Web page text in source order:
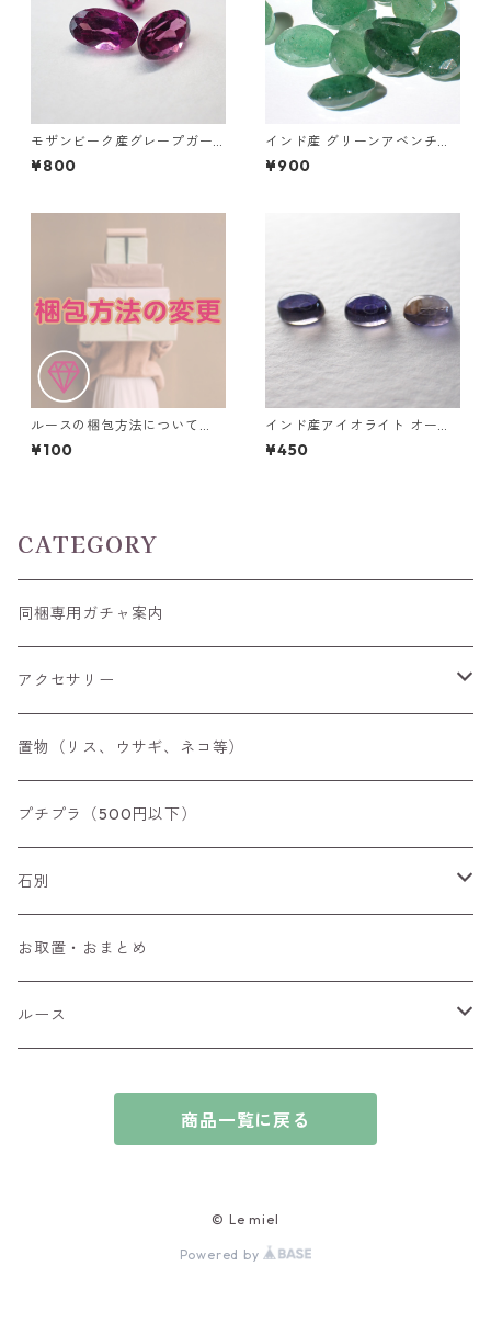
モザンビーク産グレープガー
ネット オーバルカットルース
0.3ct前後 5 mm*3mm前後
¥800
インド産 グリーンアベンチュ
リン（グリーンストロベリー
クオーツ）4ctUP
¥900
ルースの梱包方法について
（ルースケース利用の追加料
金）
¥100
インド産アイオライト オーバ
ルカボション0.65ct前後 6m
m*4mm前後
¥450
CATEGORY
同梱専用ガチャ案内
アクセサリー
空枠
リング
ペンダントトップ
ブローチ
チャーム
ブレスレット
置物（リス、ウサギ、ネコ等）
プチプラ（500円以下）
石別
アイオライト
アウイナイト
アクアマリン
お取置・おまとめ
ルース
カボションカット
商品一覧に戻る
© Le miel
Powered by